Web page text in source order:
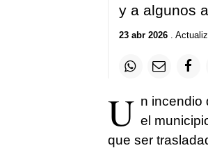
y a algunos
23 abr 2026.
U n incendio
el
que ser